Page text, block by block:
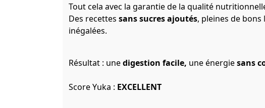
Tout cela avec la garantie de la qualité
Des recettes sans sucres ajoutés, pleines de
inégalées.
Résultat : unedigestion facile, une énergiesans
Score Yuka : EXCELLENT